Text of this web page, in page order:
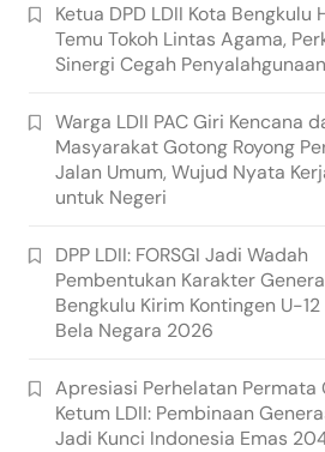
Ketua DPD LDII Kota Bengkulu
Temu Tokoh Lintas Agama,
Sinergi Cegah
Warga LDII PAC Giri Kencana
Masyarakat Gotong Royong
Jalan Umum, Wujud Nyata
untuk Negeri
DPP LDII: FORSGI Jadi Wadah
Pembentukan Karakter
Bengkulu Kirim Kontingen U-12
Bela Negara 2026
Apresiasi Perhelatan Permata
Ketum LDII: Pembinaan
Jadi Kunci Indonesia Emas